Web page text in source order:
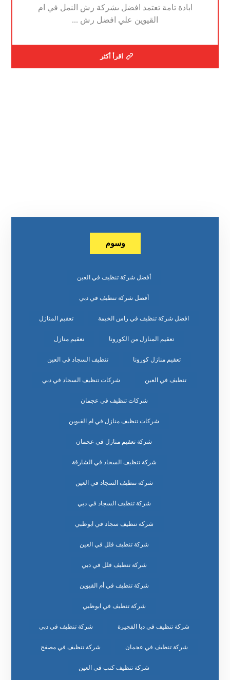
ابادة تامة تعتمد افضل ىشركة رش النمل في ام
القيوين علي افضل رش ...
اقرأ أكثر
وسوم
أفضل شركة تنظيف في العين
أفضل شركة تنظيف في دبي
افضل شركة تنظيف في راس الخيمة تعقيم المنازل
تعقيم المنازل من الكورونا تعقيم منازل
تعقيم منازل كورونا تنظيف السجاد في العين
تنظيف في العين شركات تنظيف السجاد في دبي
شركات تنظيف في عجمان
شركات تنظيف منازل في ام القيوين
شركة تعقيم منازل في عجمان
شركة تنظيف السجاد في الشارقة
شركة تنظيف السجاد في العين
شركة تنظيف السجاد في دبي
شركة تنظيف سجاد في ابوظبي
شركة تنظيف فلل في العين
شركة تنظيف فلل في دبي
شركة تنظيف في أم القيوين
شركة تنظيف في ابوظبي
شركة تنظيف في دبا الفجيرة شركة تنظيف في دبي
شركة تنظيف في عجمان شركة تنظيف في مصفح
شركة تنظيف كنب في العين